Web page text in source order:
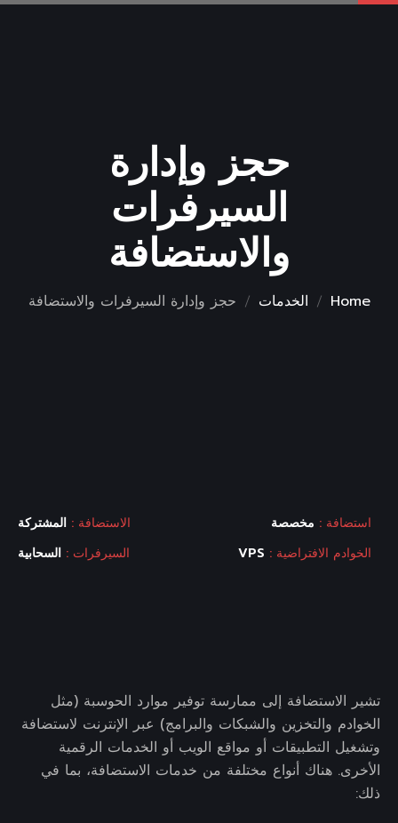
حجز وإدارة
السيرفرات
والاستضافة
Home الخدمات حجز وإدارة السيرفرات والاستضافة
استضافة : مخصصة الاستضافة : المشتركة
الخوادم الافتراضية :
السيرفرات : السحابية
تشير الاستضافة إلى ممارسة توفير موارد الحوسبة (مثل
الخوادم والتخزين والشبكات والبرامج) عبر الإنترنت لاستضافة
وتشغيل التطبيقات أو مواقع الويب أو الخدمات الرقمية
الأخرى. هناك أنواع مختلفة من خدمات الاستضافة، بما في
ذلك: